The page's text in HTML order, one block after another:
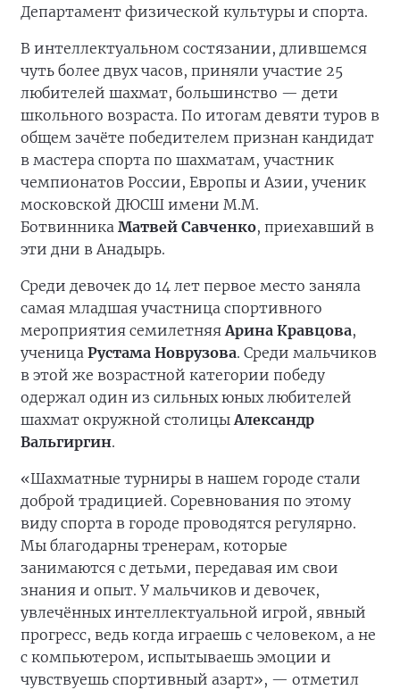
Департамент физической культуры и спорта.
В интеллектуальном состязании, длившемся
чуть более двух часов, приняли участие 25
любителей шахмат, большинство — дети
школьного возраста. По итогам девяти туров в
общем зачёте победителем признан кандидат
в мастера спорта по шахматам, участник
чемпионатов России, Европы и Азии, ученик
московской ДЮСШ имени М.М.
Ботвинника Матвей Савченко, приехавший в
эти дни в Анадырь.
Среди девочек до 14 лет первое место заняла
самая младшая участница спортивного
мероприятия семилетняяАрина Кравцова,
ученица Рустама Новрузова. Среди мальчиков
в этой же возрастной категории победу
одержал один из сильных юных любителей
шахмат окружной столицыАлександр
Вальгиргин.
«Шахматные турниры в нашем городе стали
доброй традицией. Соревнования по этому
виду спорта в городе проводятся регулярно.
Мы благодарны тренерам, которые
занимаются с детьми, передавая им свои
знания и опыт. У мальчиков и девочек,
увлечённых интеллектуальной игрой, явный
прогресс, ведь когда играешь с человеком, а не
с компьютером, испытываешь эмоции и
чувствуешь спортивный азарт», — отметил